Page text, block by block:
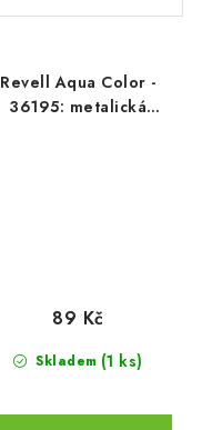
Revell Aqua Color -
36195: metalická
Skladem (1 ks)
89 Kč